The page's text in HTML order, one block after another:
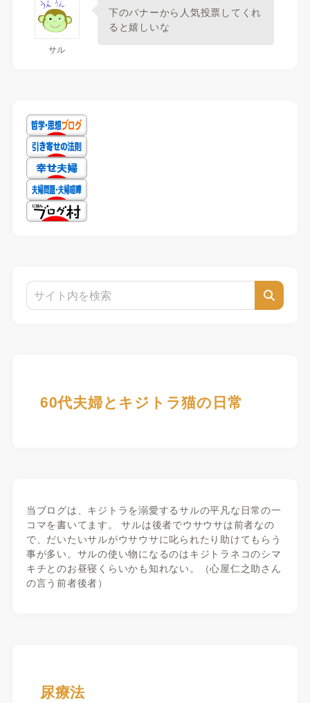
サル
下のバナーから人気投票してくれ
ると嬉しいな
60代夫婦とキジトラ猫の日常
当ブログは、キジトラを溺愛するサルの平凡な日常の一
コマを書いてます。 サルは後者でウサウサは前者なの
で、だいたいサルがウサウサに叱られたり助けてもらう
事が多い。サルの使い物になるのはキジトラネコのシマ
キチとのお昼寝くらいかも知れない。（心屋仁之助さん
の言う前者後者）
尿療法